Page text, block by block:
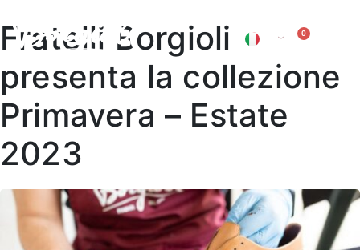
EN
0
Fratelli Borgioli
presenta la collezione
Primavera – Estate
2023